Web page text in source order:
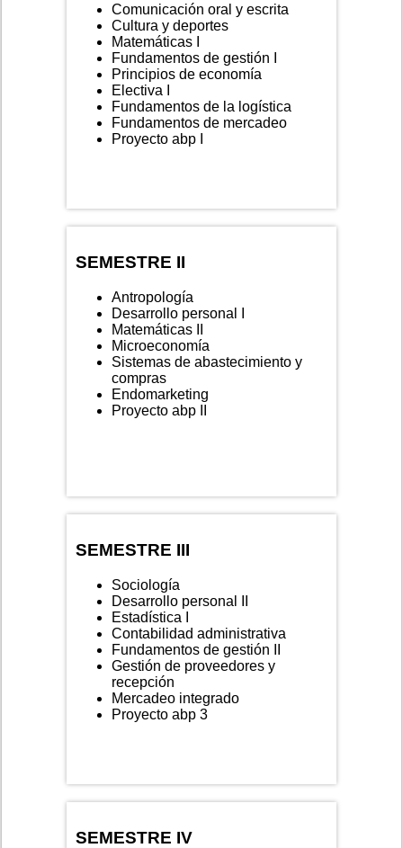
Comunicación oral y escrita
Cultura y deportes
Matemáticas I
Fundamentos de gestión I
Principios de economía
Electiva I
Fundamentos de la logística
Fundamentos de mercadeo
Proyecto abp I
SEMESTRE II
Antropología
Desarrollo personal I
Matemáticas II
Microeconomía
Sistemas de abastecimiento y
compras
Endomarketing
Proyecto abp II
SEMESTRE III
Sociología
Desarrollo personal II
Estadística I
Contabilidad administrativa
Fundamentos de gestión II
Gestión de proveedores y
recepción
Mercadeo integrado
Proyecto abp 3
SEMESTRE IV